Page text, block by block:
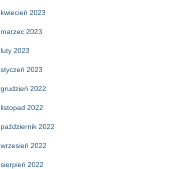
kwiecień 2023
marzec 2023
luty 2023
styczeń 2023
grudzień 2022
listopad 2022
październik 2022
wrzesień 2022
sierpień 2022